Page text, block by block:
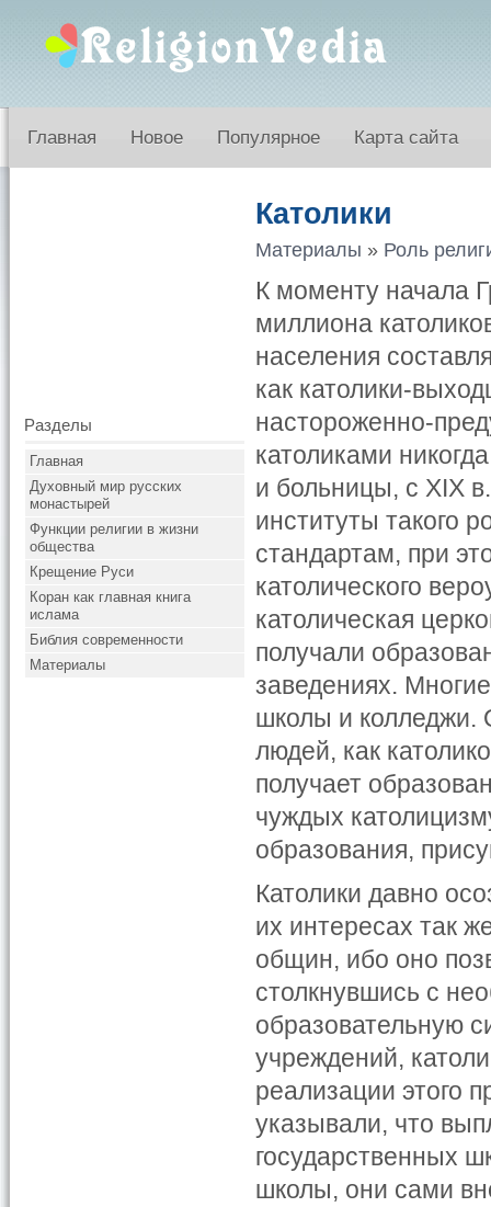
Главная Новое Популярное Карта сайта
Разделы
Главная
Духовный мир русских
монастырей
Функции религии в жизни
общества
Крещение Руси
Коран как главная книга
ислама
Библия современности
Материалы
Католики
Материалы » Роль
К моменту начала
миллиона
населения
как католики-
настороженно-
католиками
и больницы, с XIX
институты такого
стандартам, при
католического
католическая
получали
заведениях.
школы и колледжи.
людей, как
получает
чуждых
образования,
Католики давно
их интересах так
общин, ибо оно
столкнувшись с
образовательную
учреждений,
реализации этого
указывали, что
государственных
школы, они сами